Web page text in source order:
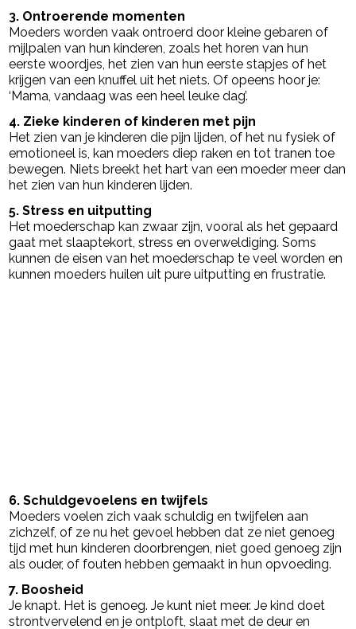
3. Ontroerende momenten
Moeders worden vaak ontroerd door kleine gebaren of
mijlpalen van hun kinderen, zoals het horen van hun
eerste woordjes, het zien van hun eerste stapjes of het
krijgen van een knuffel uit het niets. Of opeens hoor je:
‘Mama, vandaag was een heel leuke dag’.
4. Zieke kinderen of kinderen met pijn
Het zien van je kinderen die pijn lijden, of het nu fysiek of
emotioneel is, kan moeders diep raken en tot tranen toe
bewegen. Niets breekt het hart van een moeder meer dan
het zien van hun kinderen lijden.
5. Stress en uitputting
Het moederschap kan zwaar zijn, vooral als het gepaard
gaat met slaaptekort, stress en overweldiging. Soms
kunnen de eisen van het moederschap te veel worden en
kunnen moeders huilen uit pure uitputting en frustratie.
6. Schuldgevoelens en twijfels
Moeders voelen zich vaak schuldig en twijfelen aan
zichzelf, of ze nu het gevoel hebben dat ze niet genoeg
tijd met hun kinderen doorbrengen, niet goed genoeg zijn
als ouder, of fouten hebben gemaakt in hun opvoeding.
7. Boosheid
Je knapt. Het is genoeg. Je kunt niet meer. Je kind doet
strontvervelend en je ontploft, slaat met de deur en